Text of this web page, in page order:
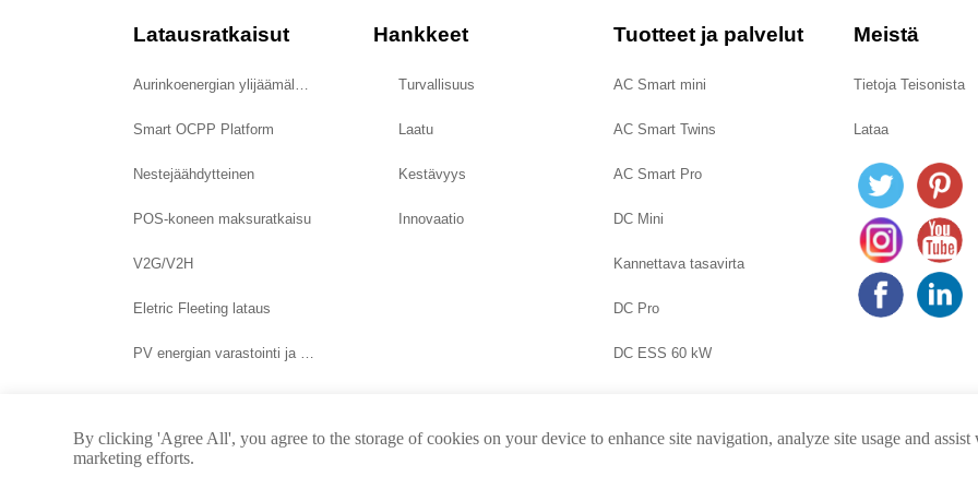
Latausratkaisut
Aurinkoenergian ylijäämälataus
Smart OCPP Platform
Nestejäähdytteinen
POS-koneen maksuratkaisu
V2G/V2H
Eletric Fleeting lataus
PV energian varastointi ja latausjärjestelmä
Hankkeet
Turvallisuus
Laatu
Kestävyys
Innovaatio
Tuotteet ja palvelut
AC Smart mini
AC Smart Twins
AC Smart Pro
DC Mini
Kannettava tasavirta
DC Pro
DC ESS 60 kW
Meistä
Tietoja Teisonista
Lataa
By clicking 'Agree All', you agree to the storage of cookies on your device to enhance site navigation, analyze site usage and
marketing efforts.